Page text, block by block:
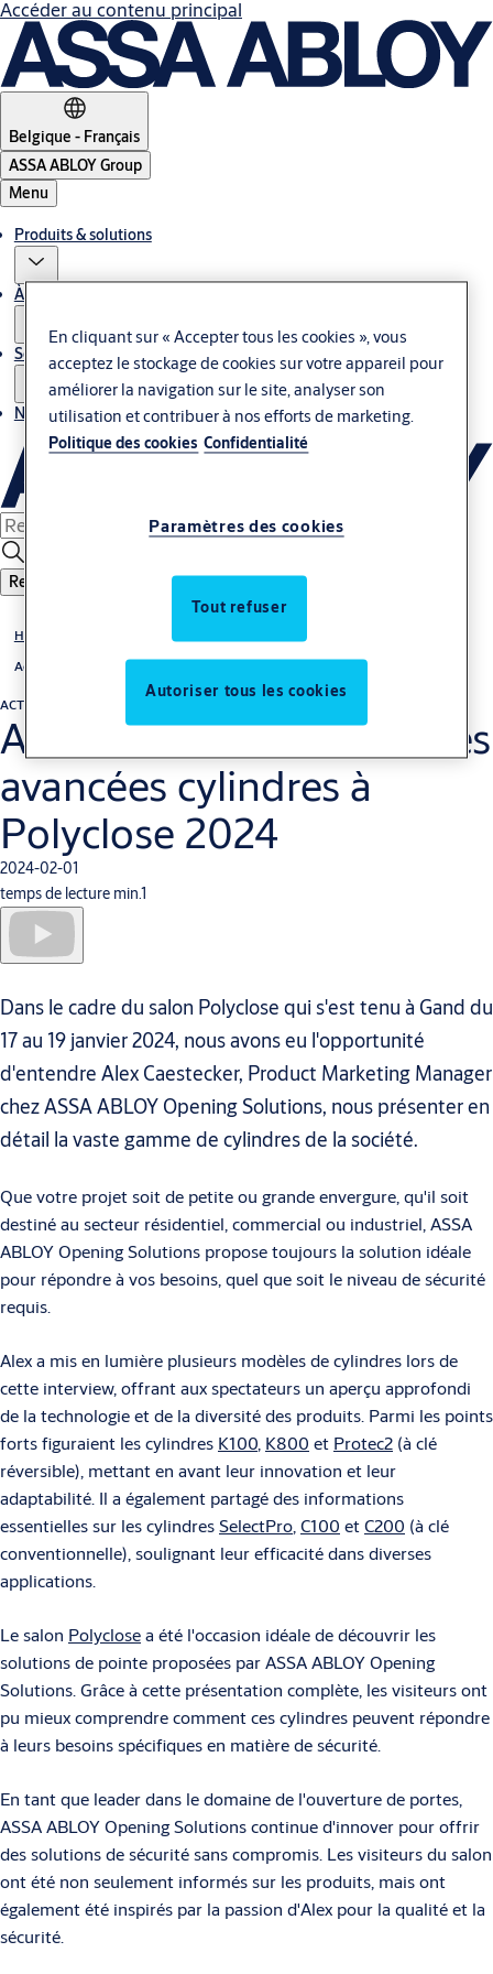
Accéder au contenu principal
Belgique - Français
ASSA ABLOY Group
Menu
Produits & solutions
À propos de nous
Service
Nous contacter
Recherche
Histoires
Actualités
ACTUALITÉS
Alex Caestecker dévoile les
avancées cylindres à
Polyclose 2024
2024-02-01
temps de lecture min.1
Dans le cadre du salon Polyclose qui s'est tenu à Gand du
17 au 19 janvier 2024, nous avons eu l'opportunité
d'entendre Alex Caestecker, Product Marketing Manager
chez ASSA ABLOY Opening Solutions, nous présenter en
détail la vaste gamme de cylindres de la société.
Que votre projet soit de petite ou grande envergure, qu'il soit
destiné au secteur résidentiel, commercial ou industriel, ASSA
ABLOY Opening Solutions propose toujours la solution idéale
pour répondre à vos besoins, quel que soit le niveau de sécurité
requis.
Alex a mis en lumière plusieurs modèles de cylindres lors de
cette interview, offrant aux spectateurs un aperçu approfondi
de la technologie et de la diversité des produits. Parmi les points
forts figuraient les cylindres K100, K800 et Protec2 (à clé
réversible), mettant en avant leur innovation et leur
adaptabilité. Il a également partagé des informations
essentielles sur les cylindresSelectPro,C100 etC200 (à clé
conventionnelle), soulignant leur efficacité dans diverses
applications.
Le salon Polyclosea été l'occasion idéale de découvrir les
solutions de pointe proposées par ASSA ABLOY Opening
Solutions. Grâce à cette présentation complète, les visiteurs ont
pu mieux comprendre comment ces cylindres peuvent répondre
à leurs besoins spécifiques en matière de sécurité.
En tant que leader dans le domaine de l'ouverture de portes,
ASSA ABLOY Opening Solutions continue d'innover pour offrir
des solutions de sécurité sans compromis. Les visiteurs du salon
ont été non seulement informés sur les produits, mais ont
également été inspirés par la passion d'Alex pour la qualité et la
sécurité.
En cliquant sur « Accepter tous les cookies », vous
acceptez le stockage de cookies sur votre appareil pour
améliorer la navigation sur le site, analyser son
utilisation et contribuer à nos efforts de marketing.
Politique des cookies Confidentialité
Paramètres des cookies
Tout refuser
Autoriser tous les cookies